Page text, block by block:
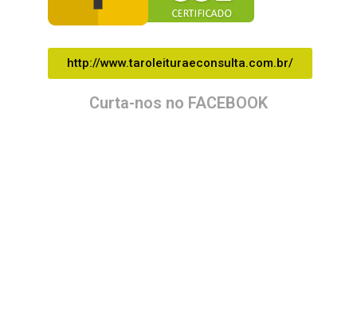
http://www.taroleituraeconsulta.com.br/
Curta-nos no FACEBOOK